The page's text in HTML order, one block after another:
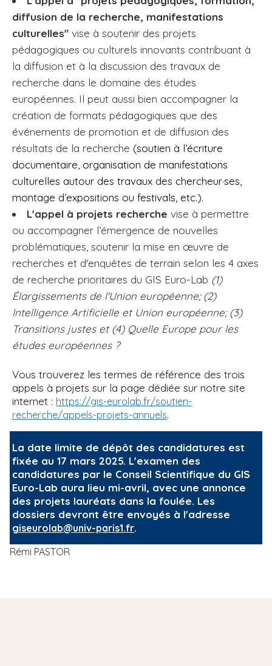
diffusion de la recherche, manifestations
culturelles" vise à soutenir des projets
pédagogiques ou culturels innovants contribuant à
la diffusion et à la discussion des travaux de
recherche dans le domaine des études
européennes. Il peut aussi bien accompagner la
création de formats pédagogiques que des
événements de promotion et de diffusion des
résultats de la recherche (soutien à l’écriture
documentaire, organisation de manifestations
culturelles autour des travaux des chercheur·ses,
montage d’expositions ou festivals, etc.).
L'appel à projets recherche vise à permettre
ou accompagner l’émergence de nouvelles
problématiques, soutenir la mise en œuvre de
recherches et d'enquêtes de terrain selon les 4 axes
de recherche prioritaires du GIS Euro-Lab (1)
Élargissements de l'Union européenne; (2)
Intelligence Artificielle et Union européenne; (3)
Transitions justes et (4) Quelle Europe pour les
études européennes ?
Vous trouverez les termes de référence des trois
appels à projets sur la page dédiée sur notre site
internet : https://gis-eurolab.fr/soutien-
recherche/appels-projets-annuels.
La date limite de dépôt des candidatures est
fixée au 17 mars 2025. L'examen des
candidatures par le Conseil Scientifique du GIS
Euro-Lab aura lieu mi-avril, avec une annonce
des projets lauréats dans la foulée. Les
dossiers devront être envoyés à l'adresse
giseurolab@univ-paris1.fr.
Rémi PASTOR